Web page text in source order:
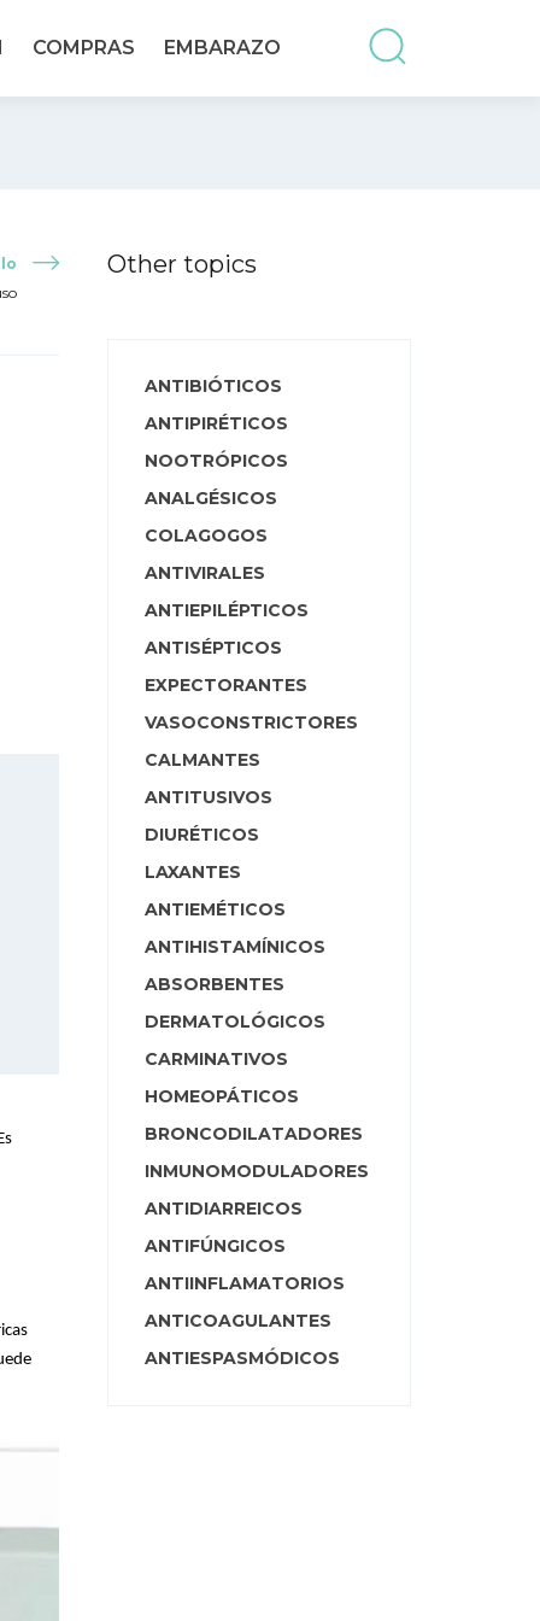
COMPRAS EMBARAZO
Other topics
ANTIBIÓTICOS
ANTIPIRÉTICOS
NOOTRÓPICOS
ANALGÉSICOS
COLAGOGOS
ANTIVIRALES
ANTIEPILÉPTICOS
ANTISÉPTICOS
EXPECTORANTES
VASOCONSTRICTORES
CALMANTES
ANTITUSIVOS
DIURÉTICOS
LAXANTES
ANTIEMÉTICOS
ANTIHISTAMÍNICOS
ABSORBENTES
DERMATOLÓGICOS
CARMINATIVOS
HOMEOPÁTICOS
BRONCODILATADORES
INMUNOMODULADORES
ANTIDIARREICOS
ANTIFÚNGICOS
ANTIINFLAMATORIOS
ANTICOAGULANTES
ANTIESPASMÓDICOS